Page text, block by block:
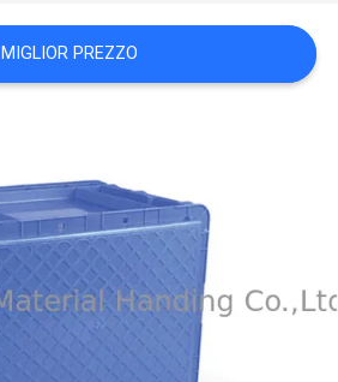
MIGLIOR PREZZO